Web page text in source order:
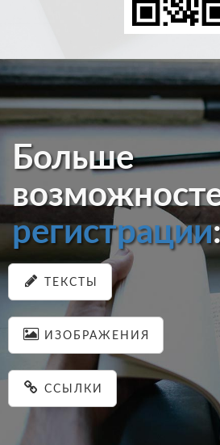
Больше
регистрации
ТЕКСТЫ
ИЗОБРАЖЕНИЯ
ССЫЛКИ